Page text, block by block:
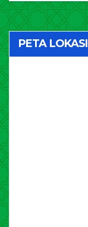
PETA LOKASI